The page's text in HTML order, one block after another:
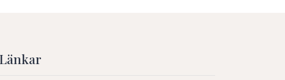
Länkar